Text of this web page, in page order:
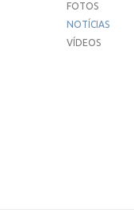
FOTOS
NOTÍCIAS
VÍDEOS